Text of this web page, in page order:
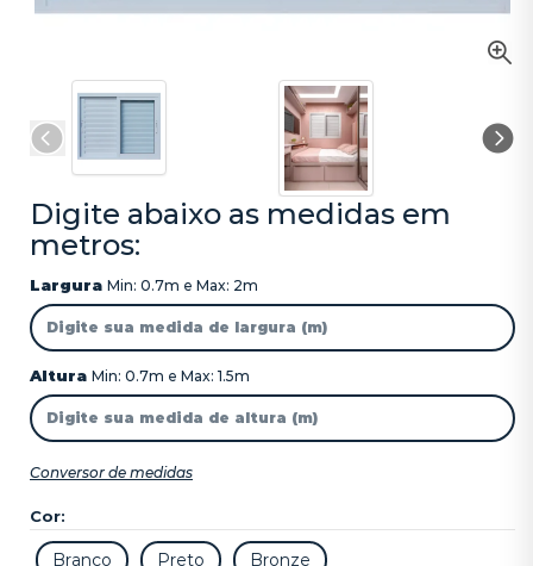
Digite abaixo as medidas em
metros:
Largura Min: 0.7m e Max: 2m
Altura Min: 0.7m e Max: 1.5m
Conversor de medidas
Cor: